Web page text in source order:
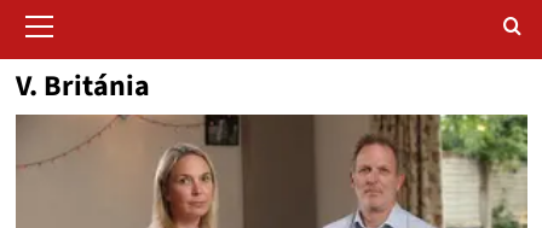
Menu
V. Británia